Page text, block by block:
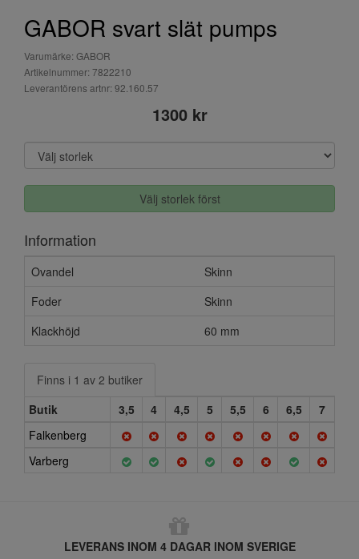
GABOR svart slät pumps
Varumärke: GABOR
Artikelnummer: 7822210
Leverantörens artnr: 92.160.57
1300 kr
Välj storlek först
Information
Ovandel
Skinn
Foder
Skinn
Klackhöjd
60 mm
Finns i 1 av 2 butiker
Butik
3,5 4 4,5 5 5,5 6 6,5
7
Falkenberg
Varberg
LEVERANS INOM 4 DAGAR INOM SVERIGE